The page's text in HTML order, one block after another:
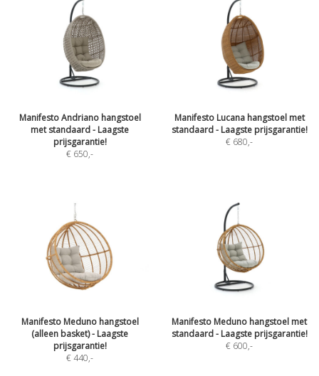
Manifesto Andriano hangstoel
met standaard - Laagste
prijsgarantie!
€ 650,-
Manifesto Lucana hangstoel met
standaard - Laagste prijsgarantie!
€ 680,-
Manifesto Meduno hangstoel
(alleen basket) - Laagste
prijsgarantie!
€ 440,-
Manifesto Meduno hangstoel met
standaard - Laagste prijsgarantie!
€ 600,-